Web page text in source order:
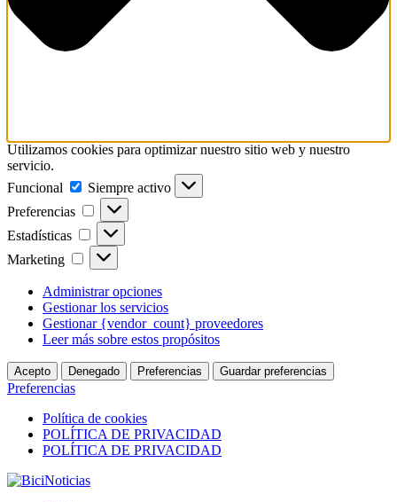
Utilizamos cookies para optimizar nuestro sitio web y nuestro
servicio.
Funcional
Funcional
Siempre activo
Preferencias
Preferencias
Estadísticas Estadísticas
Marketing Marketing
Administrar opciones
Gestionar los servicios
Gestionar {vendor_count} proveedores
Leer más sobre estos propósitos
Acepto Denegado Preferencias Guardar preferencias
Preferencias
Política de cookies
POLÍTICA DE PRIVACIDAD
POLÍTICA DE PRIVACIDAD